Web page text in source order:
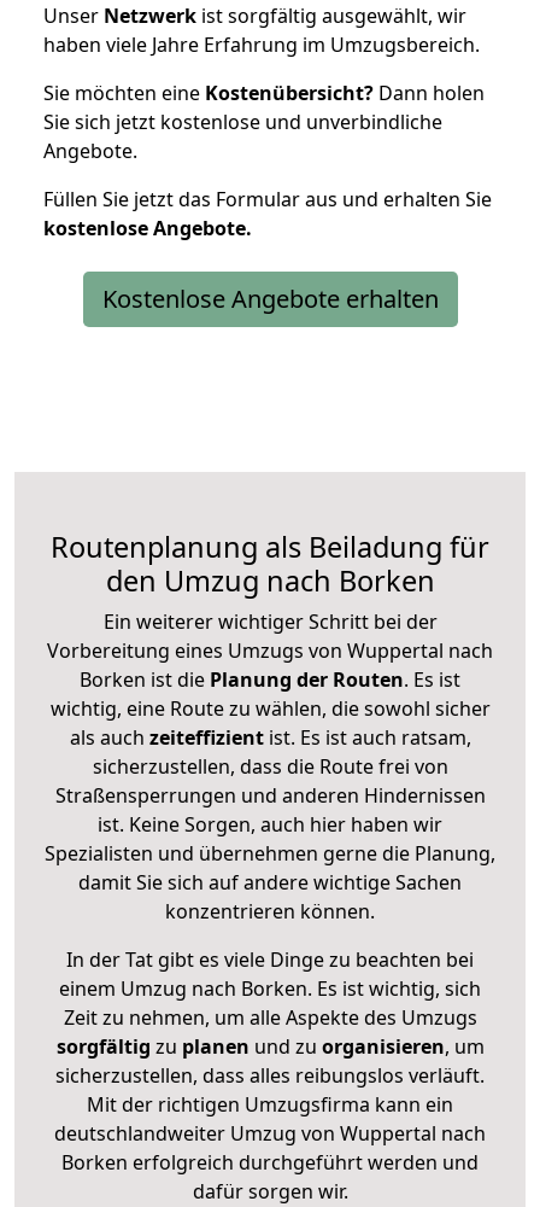
Unser Netzwerk ist sorgfältig ausgewählt, wir
haben viele Jahre Erfahrung im Umzugsbereich.
Sie möchten eine Kostenübersicht? Dann holen
Sie sich jetzt kostenlose und unverbindliche
Angebote.
Füllen Sie jetzt das Formular aus und erhalten Sie
kostenloseAngebote.
Kostenlose Angebote erhalten
Routenplanung als Beiladung für
den Umzug nach Borken
Ein weiterer wichtiger Schritt bei der
Vorbereitung eines Umzugs von Wuppertal nach
Borken ist die Planung der Routen. Es ist
wichtig, eine Route zu wählen, die sowohl sicher
als auch zeiteffizientist. Es ist auch ratsam,
sicherzustellen, dass die Route frei von
Straßensperrungen und anderen Hindernissen
ist. Keine Sorgen, auch hier haben wir
Spezialisten und übernehmen gerne die Planung,
damit Sie sich auf andere wichtige Sachen
konzentrieren können.
In der Tat gibt es viele Dinge zu beachten bei
einem Umzug nach Borken. Es ist wichtig, sich
Zeit zu nehmen, um alle Aspekte des Umzugs
sorgfältig zu planen und zu organisieren, um
sicherzustellen, dass alles reibungslos verläuft.
Mit der richtigen Umzugsfirma kann ein
deutschlandweiter Umzug von Wuppertal nach
Borken erfolgreich durchgeführt werden und
dafür sorgen wir.